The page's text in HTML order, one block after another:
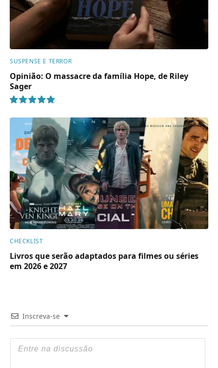
SUSPENSE E TERROR
Opinião: O massacre da família Hope, de Riley
Sager
10
CHECKLIST
Livros que serão adaptados para filmes ou séries
em 2026 e 2027
Inscreva-se